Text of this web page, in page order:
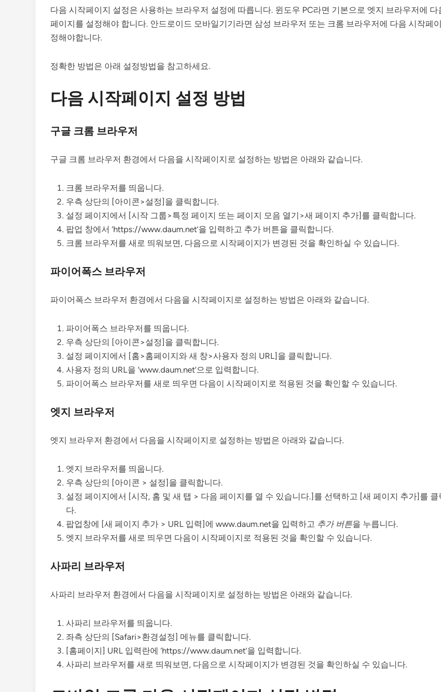
다음 시작페이지 설정은 사용하는 브라우저 설정에 따릅니다. 윈도우 PC라면 기본으로 엣지 브라우저에 다
페이지를 설정해야 합니다. 안드로이드 모바일기기라면 삼성 브라우저 또는 크롬 브라우저에 다음 시작페
정해야합니다.
정확한 방법은 아래 설정방법을 참고하세요.
다음 시작페이지 설정 방법
구글 크롬 브라우저
구글 크롬 브라우저 환경에서 다음을 시작페이지로 설정하는 방법은 아래와 같습니다.
크롬 브라우저를 띄웁니다.
우측 상단의 [아이콘>설정]을 클릭합니다.
설정 페이지에서 [시작 그룹>특정 페이지 또는 페이지 모음 열기>새 페이지 추가]를 클릭합니다.
팝업 창에서 ‘https://www.daum.net’을 입력하고 추가 버튼을 클릭합니다.
크롬 브라우저를 새로 띄워보면, 다음으로 시작페이지가 변경된 것을 확인하실 수 있습니다.
파이어폭스 브라우저
파이어폭스 브라우저 환경에서 다음을 시작페이지로 설정하는 방법은 아래와 같습니다.
파이어폭스 브라우저를 띄웁니다.
우측 상단의 [아이콘>설정]을 클릭합니다.
설정 페이지에서 [홈>홈페이지와 새 창>사용자 정의 URL]을 클릭합니다.
사용자 정의 URL을 ‘www.daum.net’으로 입력합니다.
파이어폭스 브라우저를 새로 띄우면 다음이 시작페이지로 적용된 것을 확인할 수 있습니다.
엣지 브라우저
엣지 브라우저 환경에서 다음을 시작페이지로 설정하는 방법은 아래와 같습니다.
엣지 브라우저를 띄웁니다.
우측 상단의 [아이콘 > 설정]을 클릭합니다.
설정 페이지에서 [시작, 홈 및 새 탭 > 다음 페이지를 열 수 있습니다.]를 선택하고 [새 페이지 추가]를 클
다.
팝업창에 [새 페이지 추가 > URL 입력]에 www.daum.net을 입력하고 추가 버튼을 누릅니다.
엣지 브라우저를 새로 띄우면 다음이 시작페이지로 적용된 것을 확인할 수 있습니다.
사파리 브라우저
사파리 브라우저 환경에서 다음을 시작페이지로 설정하는 방법은 아래와 같습니다.
사파리 브라우저를 띄웁니다.
좌측 상단의 [Safari>환경설정] 메뉴를 클릭합니다.
[홈페이지] URL 입력란에 ‘https://www.daum.net’을 입력합니다.
사파리 브라우저를 새로 띄워보면, 다음으로 시작페이지가 변경된 것을 확인하실 수 있습니다.